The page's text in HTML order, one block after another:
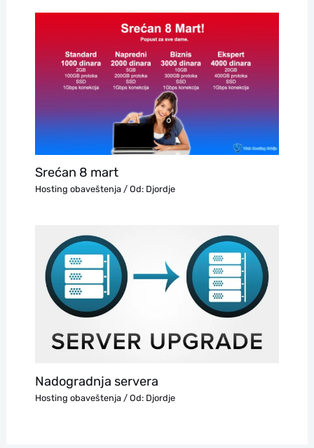
Srećan 8 mart
Hosting obaveštenja/ Od: Djordje
Nadogradnja servera
Hosting obaveštenja/ Od: Djordje